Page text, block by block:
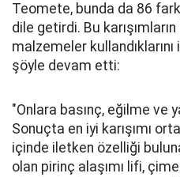
Teomete, bunda da 86
dile getirdi. Bu
malzemeler
şöyle devam etti:
"Onlara basınç, eğilme ve
Sonuçta en iyi karışımı
içinde iletken özelliği
olan pirinç alaşımı lifi,